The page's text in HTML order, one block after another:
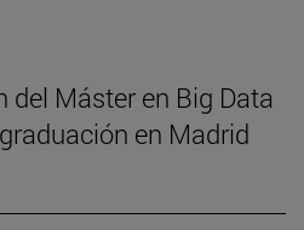
del Máster en Big Data
en Madrid